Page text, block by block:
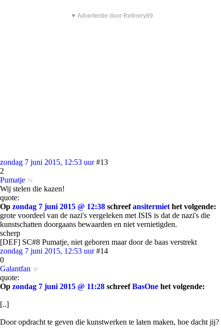
▼ Advertentie door Refinery89
zondag 7 juni 2015, 12:53 uur #13
2
Pumatje
Wij stelen die kazen!
quote:
Op zondag 7 juni 2015 @ 12:38 schreefansitermiet het volgende:
grote voordeel van de nazi's vergeleken met ISIS is dat de nazi's die
kunstschatten doorgaans bewaarden en niet vernietigden.
scherp
[DEF] SC#8 Pumatje, niet geboren maar door de baas verstrekt
zondag 7 juni 2015, 12:53 uur #14
0
Galantfan
quote:
Op zondag 7 juni 2015 @ 11:28 schreefBasOne het volgende:
[..]
Door opdracht te geven die kunstwerken te laten maken, hoe dacht jij?